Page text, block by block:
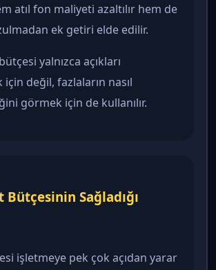
atıl fon maliyeti azaltılır hem de
ek getiri elde edilir.
yalnızca açıkları
değil, fazlaların nasıl
görmek için de kullanılır.
Bütçesinin Sağladığı
işletmeye pek çok açıdan yarar